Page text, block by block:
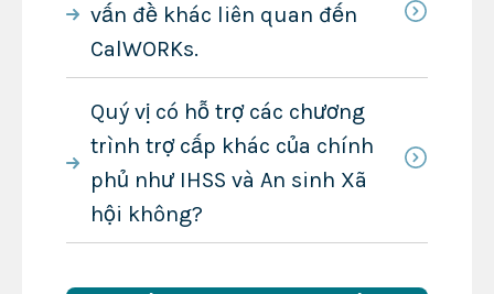
vấn đề khác liên quan đến
CalWORKs.
Quý vị có hỗ trợ các chương
trình trợ cấp khác của chính
phủ như IHSS và An sinh Xã
hội không?